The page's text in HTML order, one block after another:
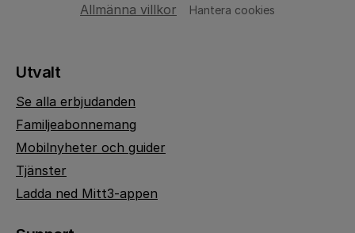
Allmänna villkor Hantera cookies
Utvalt
Se alla erbjudanden
Familjeabonnemang
Mobilnyheter och guider
Tjänster
Ladda ned Mitt3-appen